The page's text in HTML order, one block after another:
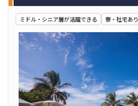
ミドル・シニア層が活躍できる 寮・社宅あり